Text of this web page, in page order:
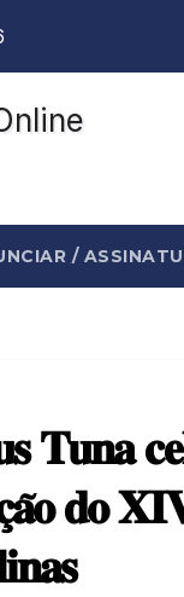
/
𝐓𝐮𝐧𝐚
𝐝𝐨